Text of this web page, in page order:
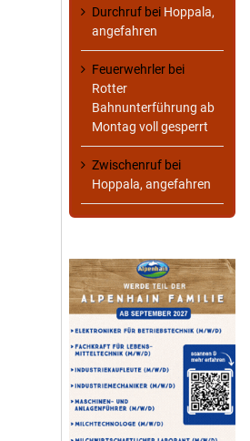
Durchruf bei Hoppala,
angefahren
Feuerwehrler bei
Rotter
Bahnunterführung ab
Montag voll gesperrt
Zwischenruf bei
Hoppala, angefahren